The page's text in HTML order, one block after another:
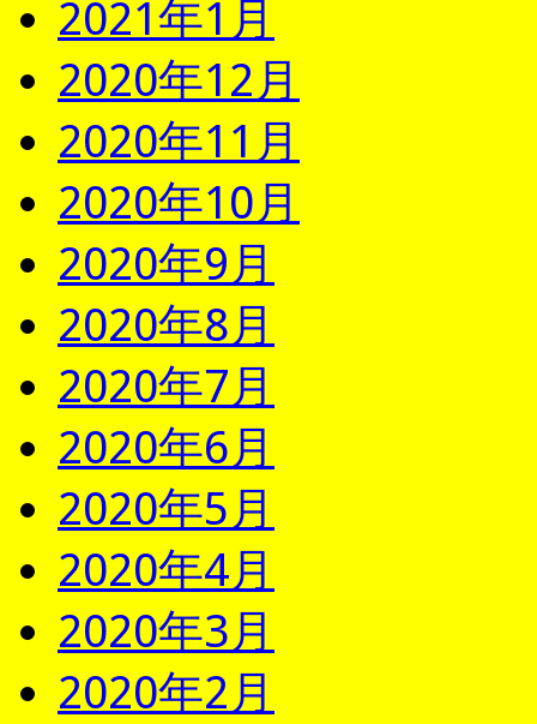
2021年1月
2020年12月
2020年11月
2020年10月
2020年9月
2020年8月
2020年7月
2020年6月
2020年5月
2020年4月
2020年3月
2020年2月